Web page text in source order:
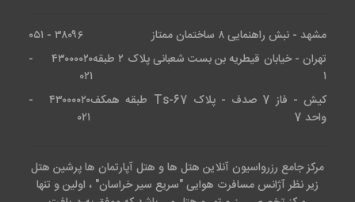
مشهد - نبش راهنمایی ۸ ساختمان ممتاز
۳۸۰۹۶ - ۰۵۱
تهران - خیابان قیطریه بن بست شعبانی پلاک ۲ طبقه
۱
۴۳۰۰۰۰۲۰ -
۰۲۱
کیش - فاز 7 صدف - پلاک Ts-67 طبقه همکف
واحد 7
۴۳۰۰۰۰۲۰ -
۰۲۱
مرکز جامع رزرواسیون آنلاین هتل ها و هتل آپارتمان ها پرشین هتل
زیر نظر آژانس مسافرت هوایی "سریع سیر خراسان" ، اولین و تنها